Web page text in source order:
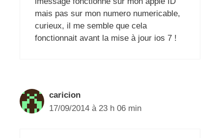
mais pas sur mon numero numericable,
curieux, il me semble que cela
fonctionnait avant la mise à jour ios 7 !
caricion
17/09/2014 à 23 h 06 min